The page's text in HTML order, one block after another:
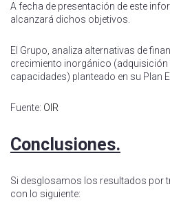
A fecha de presentación de este
alcanzará dichos objetivos.
El Grupo, analiza alternativas de
crecimiento inorgánico (adquisición
capacidades) planteado en su Plan
Fuente: OIR
Conclusiones.
Si desglosamos los resultados por
con lo siguiente: